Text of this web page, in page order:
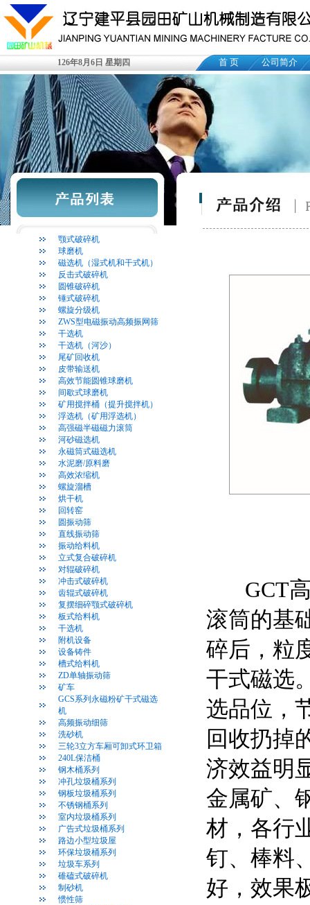
126年8月6日 星期四 首 页 公司简介
颚式破碎机
球磨机
磁选机（湿式机和干式机）
反击式破碎机
圆锥破碎机
锤式破碎机
螺旋分级机
ZWS型电磁振动高频振网筛
干选机
干选机（河沙）
尾矿回收机
皮带输送机
高效节能圆锥球磨机
间歇式球磨机
矿用搅拌桶（提升搅拌机）
浮选机（矿用浮选机）
高强磁半磁磁力滚筒
河砂磁选机
永磁筒式磁选机
水泥磨/原料磨
高效浓缩机
螺旋溜槽
烘干机
回转窑
圆振动筛
直线振动筛
振动给料机
立式复合破碎机
对辊破碎机
冲击式破碎机
齿辊式破碎机
复摆细碎颚式破碎机
板式给料机
干选机
附机设备
设备铸件
槽式给料机
ZD单轴振动筛
矿车
GCS系列永磁粉矿干式磁选
机
高频振动细筛
洗砂机
三轮3立方车厢可卸式环卫箱
240L保洁桶
钢木桶系列
冲孔垃圾桶系列
钢板垃圾桶系列
不锈钢桶系列
室内垃圾桶系列
广告式垃圾桶系列
路边小型垃圾屋
环保垃圾桶系列
垃圾车系列
碓磕式破碎机
制砂机
惯性筛
GCT
滚筒的基
碎后，粒
干式磁选
选品位，
回收扔掉
济效益明
金属矿、
材，各行
钉、棒料
好，效果